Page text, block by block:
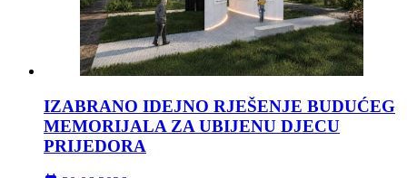
IZABRANO IDEJNO RJEŠENJE BUDUĆEG
MEMORIJALA ZA UBIJENU DJECU
PRIJEDORA